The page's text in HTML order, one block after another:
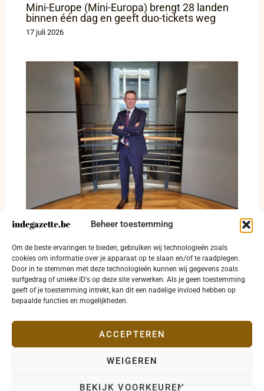
Beheer toestemming
Om de beste ervaringen te bieden, gebruiken wij technologieën zoals
cookies om informatie over je apparaat op te slaan en/of te raadplegen.
Door in te stemmen met deze technologieën kunnen wij gegevens zoals
surfgedrag of unieke ID's op deze site verwerken. Als je geen toestemming
geeft of je toestemming intrekt, kan dit een nadelige invloed hebben op
bepaalde functies en mogelijkheden.
ACCEPTEREN
WEIGEREN
BEKIJK VOORKEUREN
Mini-Europe (Mini-Europa) brengt 28 landen
binnen één dag en geeft duo-tickets weg
17 juli 2026
Kurt Himpe verbaast West-Vlaanderen met
dossierkennis van fietslicht tot
reddingsdrone
16 juli 2026
Copyright © 2026 indegazette.be |Privacy